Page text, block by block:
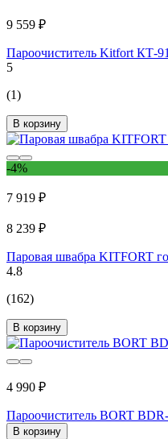
9 559 ₽
Пароочиститель Kitfort КТ-
5
(1)
В корзину
-4%
7 919 ₽
8 239 ₽
Паровая швабра KITFORT
4.8
(162)
В корзину
4 990 ₽
Пароочиститель BORT
В корзину